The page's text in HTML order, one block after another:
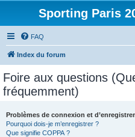
Sporting Paris
FAQ
Index du forum
Foire aux questions
fréquemment)
Problèmes de connexion et
Pourquoi dois-je m’enregistrer ?
Que signifie COPPA ?